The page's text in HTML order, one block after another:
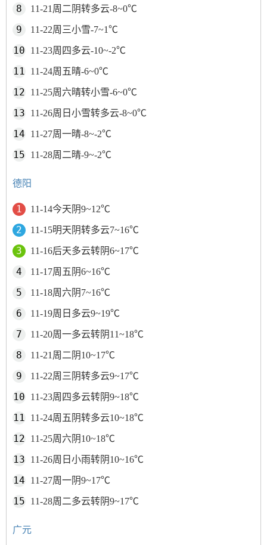
11-21周二阴转多云-8~0℃
11-22周三小雪-7~1℃
11-23周四多云-10~-2℃
11-24周五晴-6~0℃
11-25周六晴转小雪-6~0℃
11-26周日小雪转多云-8~0℃
11-27周一晴-8~-2℃
11-28周二晴-9~-2℃
德阳
11-14今天阴9~12℃
11-15明天阴转多云7~16℃
11-16后天多云转阴6~17℃
11-17周五阴6~16℃
11-18周六阴7~16℃
11-19周日多云9~19℃
11-20周一多云转阴11~18℃
11-21周二阴10~17℃
11-22周三阴转多云9~17℃
11-23周四多云转阴9~18℃
11-24周五阴转多云10~18℃
11-25周六阴10~18℃
11-26周日小雨转阴10~16℃
11-27周一阴9~17℃
11-28周二多云转阴9~17℃
广元